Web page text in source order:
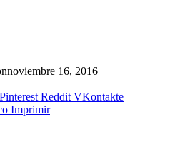
noviembre 16, 2016
Pinterest Reddit VKontakte
Imprimir